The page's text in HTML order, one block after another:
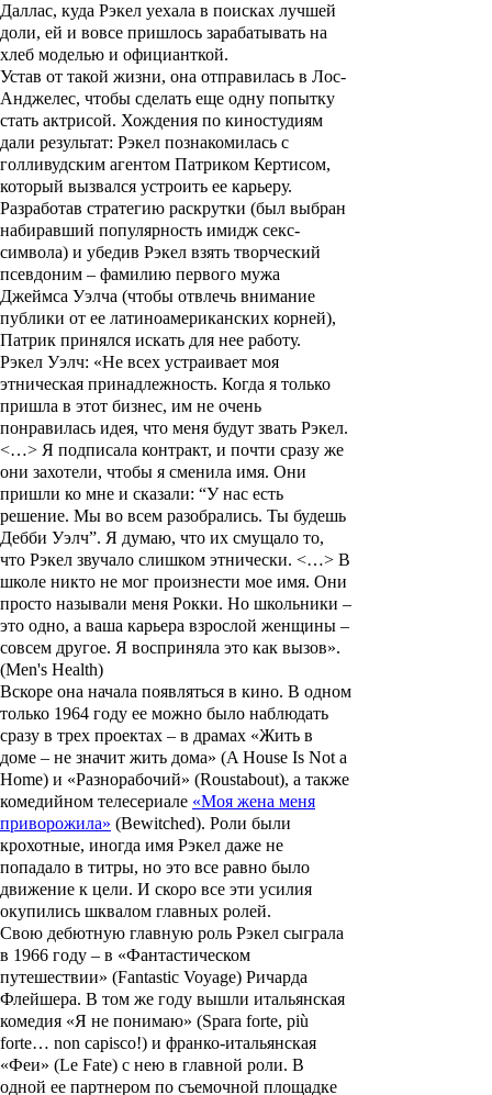
Даллас, куда Рэкел уехала в поисках лучшей
доли, ей и вовсе пришлось зарабатывать на
хлеб моделью и официанткой.
Устав от такой жизни, она отправилась в Лос-
Анджелес, чтобы сделать еще одну попытку
стать актрисой. Хождения по киностудиям
дали результат: Рэкел познакомилась с
голливудским агентом Патриком Кертисом,
который вызвался устроить ее карьеру.
Разработав стратегию раскрутки (был выбран
набиравший популярность имидж секс-
символа) и убедив Рэкел взять творческий
псевдоним – фамилию первого мужа
Джеймса Уэлча (чтобы отвлечь внимание
публики от ее латиноамериканских корней),
Патрик принялся искать для нее работу.
Рэкел Уэлч: «Не всех устраивает моя
этническая принадлежность. Когда я только
пришла в этот бизнес, им не очень
понравилась идея, что меня будут звать Рэкел.
<…> Я подписала контракт, и почти сразу же
они захотели, чтобы я сменила имя. Они
пришли ко мне и сказали: “У нас есть
решение. Мы во всем разобрались. Ты будешь
Дебби Уэлч”. Я думаю, что их смущало то,
что Рэкел звучало слишком этнически. <…> В
школе никто не мог произнести мое имя. Они
просто называли меня Рокки. Но школьники –
это одно, а ваша карьера взрослой женщины –
совсем другое. Я восприняла это как вызов».
(Men's Health)
Вскоре она начала появляться в кино. В одном
только 1964 году ее можно было наблюдать
сразу в трех проектах – в драмах «Жить в
доме – не значит жить дома» (A House Is Not a
Home) и «Разнорабочий» (Roustabout), а также
комедийном телесериале «Моя жена меня
приворожила» (Bewitched). Роли были
крохотные, иногда имя Рэкел даже не
попадало в титры, но это все равно было
движение к цели. И скоро все эти усилия
окупились шквалом главных ролей.
Свою дебютную главную роль Рэкел сыграла
в 1966 году – в «Фантастическом
путешествии» (Fantastic Voyage) Ричарда
Флейшера. В том же году вышли итальянская
комедия «Я не понимаю» (Spara forte, più
forte… non capisco!) и франко-итальянская
«Феи» (Le Fate) с нею в главной роли. В
одной ее партнером по съемочной площадке